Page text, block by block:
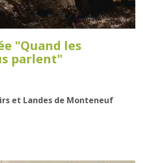
"Quand les
parlent"
et Landes de Monteneuf